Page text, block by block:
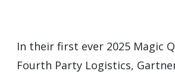
In their first ever 2025 Magic
Fourth Party Logistics,